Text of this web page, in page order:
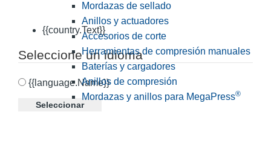
{{country.Text}}
Seleccione un idioma
{{language.Name}}
Seleccionar
Mordazas de sellado
Anillos y actuadores
Accesorios de corte
Herramientas de compresión manuales
Baterías y cargadores
Anillos de compresión
Mordazas y anillos para MegaPress®